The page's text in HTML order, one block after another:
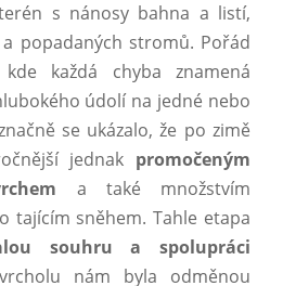
s nánosy bahna a listí,
popadaných stromů. Pořád
každá chyba znamená
údolí na jedné nebo
se ukázalo, že po zimě
jednak promočeným
a také množstvím
tajícím sněhem. Tahle etapa
souhru a spolupráci
nám byla odměnou